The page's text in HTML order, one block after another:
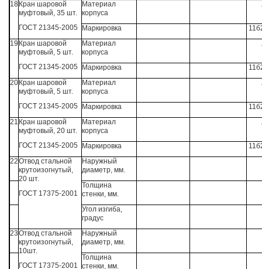
18 Кран шаровой
муфтовый, 35 шт.
ГОСТ 21345-2005
Материал
корпуса
Маркировка
19 Кран шаровой
муфтовый, 5 шт.
ГОСТ 21345-2005
Материал
корпуса
Маркировка
20 Кран шаровой
муфтовый, 5 шт.
ГОСТ 21345-2005
Материал
корпуса
Маркировка
21 Кран шаровой
муфтовый, 20 шт.
ГОСТ 21345-2005
Материал
корпуса
Маркировка
22Отвод стальной
крутоизогнутый,
20 шт.
ГОСТ 17375-2001
Наружный
диаметр, мм.
Толщина
стенки, мм.
Угол изгиба,
градус
23Отвод стальной
крутоизогнутый,
10шт.
ГОСТ 17375-2001
Наружный
диаметр, мм.
Толщина
стенки, мм.